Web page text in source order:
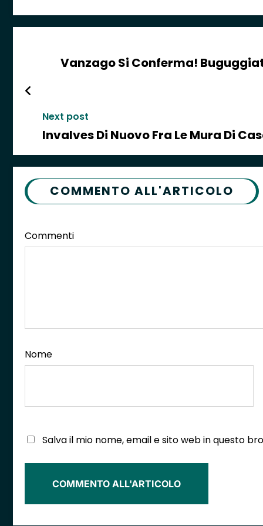
Vanzago Si Conferma!
Next post
Invalves Di Nuovo Fra Le Mura Di
COMMENTO ALL'ARTICOLO
Commenti
Nome
Salva il mio nome, email e sito web in questo